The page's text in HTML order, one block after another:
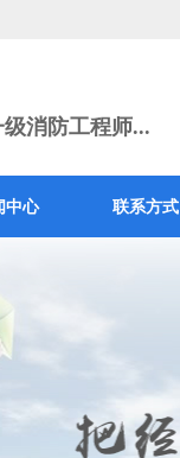
消防工程师...
中心 联系方式